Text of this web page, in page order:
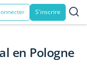
S'inscrire
en Pologne